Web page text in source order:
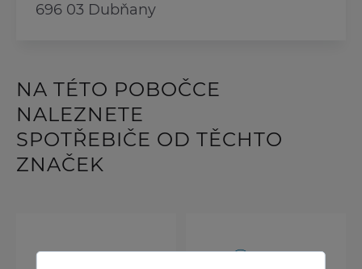
696 03 Dubňany
NA TÉTO POBOČCE
NALEZNETE
SPOTŘEBIČE OD TĚCHTO
ZNAČEK